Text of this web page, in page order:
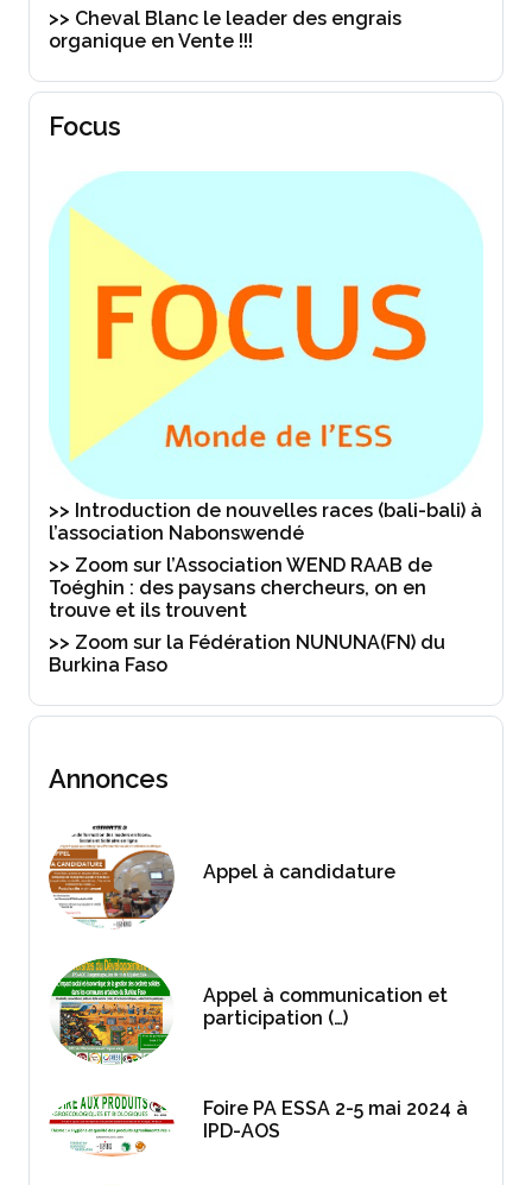
>> Cheval Blanc le leader des engrais
organique en Vente !!!
Focus
>> Introduction de nouvelles races (bali-bali) à
l’association Nabonswendé
>> Zoom sur l’Association WEND RAAB de
Toéghin : des paysans chercheurs, on en
trouve et ils trouvent
>> Zoom sur la Fédération NUNUNA(FN) du
Burkina Faso
Annonces
Appel à candidature
Appel à communication et
participation (…)
Foire PA ESSA 2-5 mai 2024 à
IPD-AOS